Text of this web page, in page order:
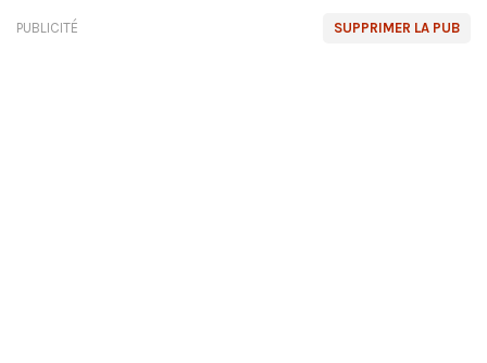
SUPPRIMER LA PUB
PUBLICITÉ